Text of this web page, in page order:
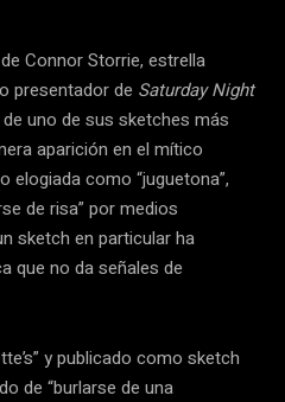
Connor Storrie, estrella
presentador de Saturday Night
uno de sus sketches más
aparición en el mítico
elogiada como “juguetona”,
de risa” por medios
sketch en particular ha
que no da señales de
y publicado como sketch
de “burlarse de una